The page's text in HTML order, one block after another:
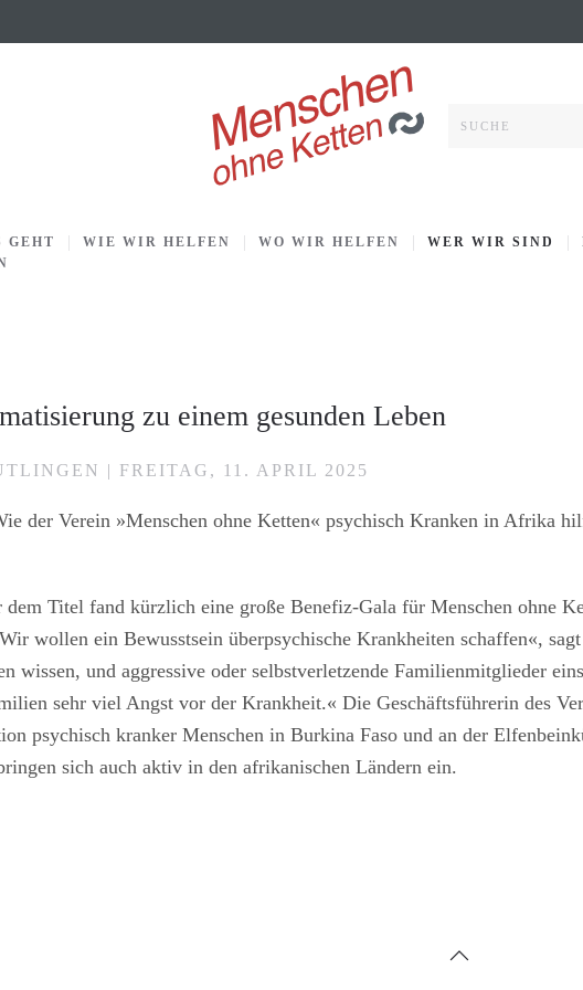
GEHT WIE WIR HELFEN WO WIR HELFEN WER WIR SIND
zu einem gesunden Leben
| FREITAG, 11. APRIL 2025
der Verein »Menschen ohne Ketten« psychisch Kranken in Afrika
Titel fand kürzlich eine große Benefiz-Gala für Menschen ohne
wollen ein Bewusstsein überpsychische Krankheiten schaffen«,
wissen, und aggressive oder selbstverletzende Familienmitglieder
sehr viel Angst vor der Krankheit.« Die Geschäftsführerin des
psychisch kranker Menschen in Burkina Faso und an der
sich auch aktiv in den afrikanischen Ländern ein.